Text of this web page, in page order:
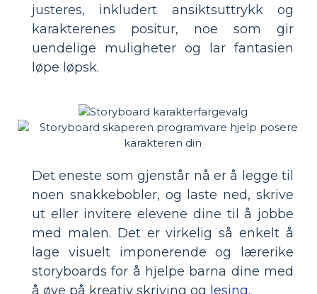
justeres, inkludert ansiktsuttrykk og
karakterenes positur, noe som gir
uendelige muligheter og lar fantasien
løpe løpsk.
Det eneste som gjenstår nå er å legge til
noen snakkebobler, og laste ned, skrive
ut eller invitere elevene dine til å jobbe
med malen. Det er virkelig så enkelt å
lage visuelt imponerende og lærerike
storyboards for å hjelpe barna dine med
å øve på kreativ skriving og lesing.